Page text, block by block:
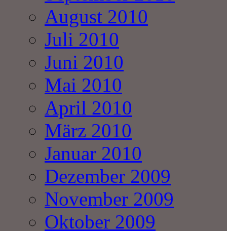
August 2010
Juli 2010
Juni 2010
Mai 2010
April 2010
März 2010
Januar 2010
Dezember 2009
November 2009
Oktober 2009